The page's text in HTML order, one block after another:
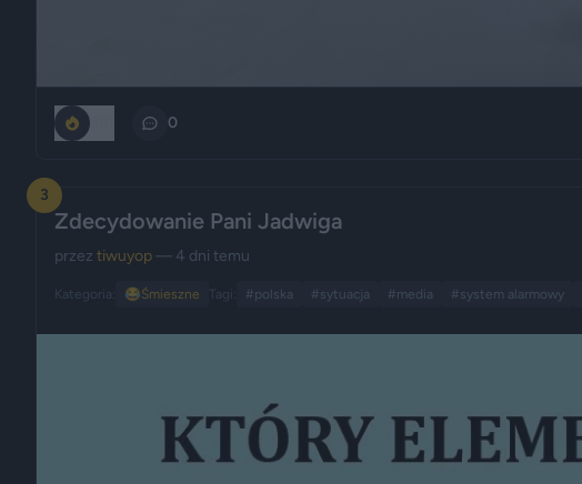
0
3
Zdecydowanie Pani Jadwiga
przez tiwuyop— 4 dni temu
Kategoria: 😂Śmieszne Tagi: #polska #sytuacja #media #system alarmowy